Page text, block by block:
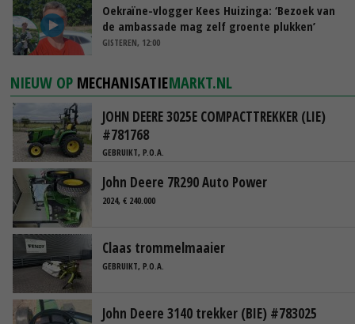
Oekraïne-vlogger Kees Huizinga: ‘Bezoek van
de ambassade mag zelf groente plukken’
GISTEREN, 12:00
NIEUW OP MECHANISATIEMARKT.NL
JOHN DEERE 3025E COMPACTTREKKER (LIE)
#781768
GEBRUIKT, P.O.A.
John Deere 7R290 Auto Power
2024, € 240.000
Claas trommelmaaier
GEBRUIKT, P.O.A.
John Deere 3140 trekker (BIE) #783025